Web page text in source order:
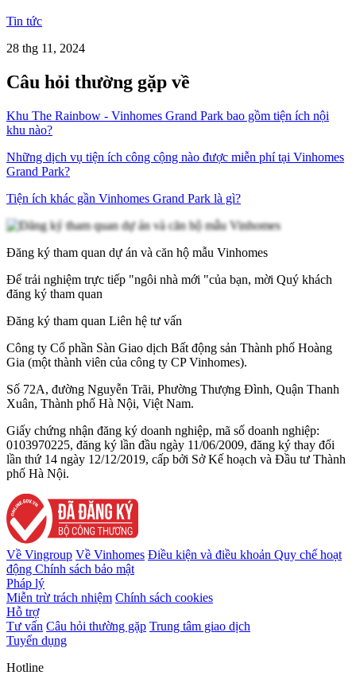
Tin tức
28 thg 11, 2024
Câu hỏi thường gặp về
Khu The Rainbow - Vinhomes Grand Park bao gồm tiện ích nội
khu nào?
Những dịch vụ tiện ích công cộng nào được miễn phí tại Vinhomes
Grand Park?
Tiện ích khác gần Vinhomes Grand Park là gì?
Đăng ký tham quan dự án và căn hộ mẫu Vinhomes
Để trải nghiệm trực tiếp "ngôi nhà mới "của bạn, mời Quý khách
đăng ký tham quan
Đăng ký tham quan Liên hệ tư vấn
Công ty Cổ phần Sàn Giao dịch Bất động sản Thành phố Hoàng
Gia (một thành viên của công ty CP Vinhomes).
Số 72A, đường Nguyễn Trãi, Phường Thượng Đình, Quận Thanh
Xuân, Thành phố Hà Nội, Việt Nam.
Giấy chứng nhận đăng ký doanh nghiệp, mã số doanh nghiệp:
0103970225, đăng ký lần đầu ngày 11/06/2009, đăng ký thay đổi
lần thứ 14 ngày 12/12/2019, cấp bởi Sở Kế hoạch và Đầu tư Thành
phố Hà Nội.
Về Vingroup Về Vinhomes Điều kiện và điều khoản Quy chế hoạt
động Chính sách bảo mật
Pháp lý
Miễn trừ trách nhiệm Chính sách cookies
Hỗ trợ
Tư vấn Câu hỏi thường gặp Trung tâm giao dịch
Tuyển dụng
Hotline